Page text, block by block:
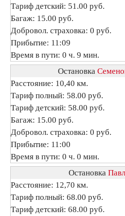
Тариф детский: 51.00 руб.
Багаж: 15.00 руб.
Добровол. страховка: 0 руб.
Прибытие: 11:09
Время в пути: 0 ч. 9 мин.
Остановка
Расстояние: 10,40 км.
Тариф полный: 58.00 руб.
Тариф детский: 58.00 руб.
Багаж: 15.00 руб.
Добровол. страховка: 0 руб.
Прибытие: 11:00
Время в пути: 0 ч. 0 мин.
Остановка
Расстояние: 12,70 км.
Тариф полный: 68.00 руб.
Тариф детский: 68.00 руб.